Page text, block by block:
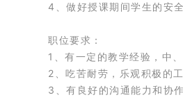
4、做好授课期间学生的安
职位要求：
1、有一定的教学经验，中
2、吃苦耐劳，乐观积极的
3、有良好的沟通能力和协作